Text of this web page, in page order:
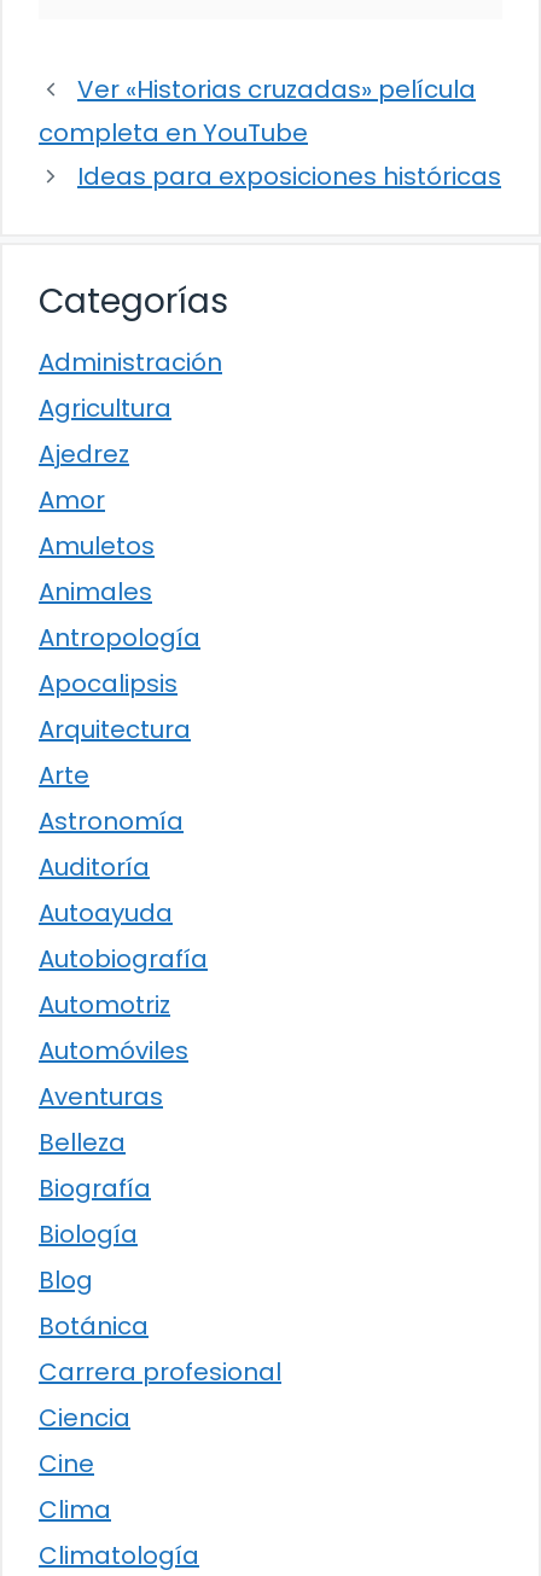
Ver «Historias cruzadas» película
completa en YouTube
Ideas para exposiciones históricas
Categorías
Administración
Agricultura
Ajedrez
Amor
Amuletos
Animales
Antropología
Apocalipsis
Arquitectura
Arte
Astronomía
Auditoría
Autoayuda
Autobiografía
Automotriz
Automóviles
Aventuras
Belleza
Biografía
Biología
Blog
Botánica
Carrera profesional
Ciencia
Cine
Clima
Climatología